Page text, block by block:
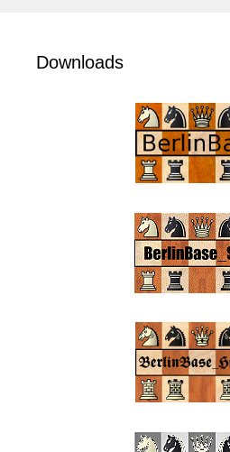
Downloads